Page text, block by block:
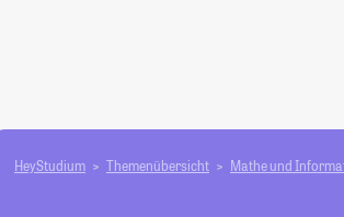
HeyStudium Themenübersicht Mathe und